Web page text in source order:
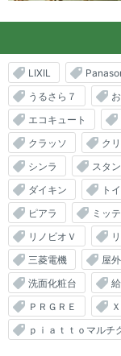
LIXIL
うるさら７
エコキュート
クラッソ
ク
シンラ
スタ
ダイキン
ト
ピアラ
ミッテ
リノビオＶ
三菱電機
屋
洗面化粧台
ＰＲＧＲＥ
ｐｉａｔｔｏマルチ